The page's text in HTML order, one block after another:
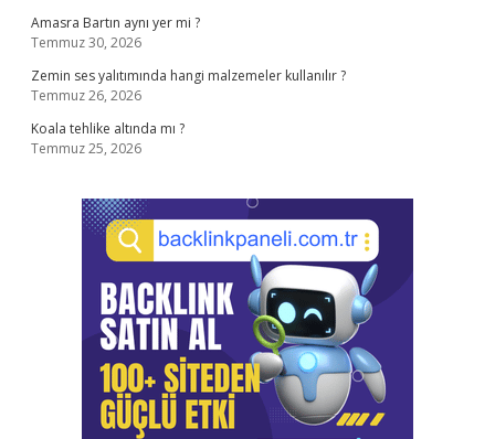
Amasra Bartın aynı yer mi ?
Temmuz 30, 2026
Zemin ses yalıtımında hangi malzemeler kullanılır ?
Temmuz 26, 2026
Koala tehlike altında mı ?
Temmuz 25, 2026